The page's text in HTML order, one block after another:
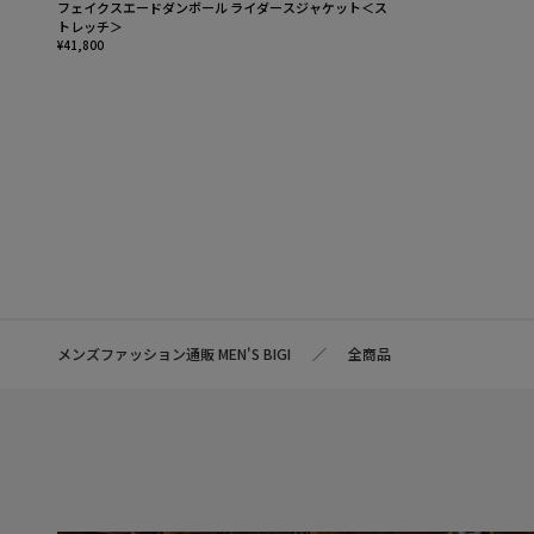
フェイクスエードダンボール ライダースジャケット＜ス
トレッチ＞
¥41,800
メンズファッション通販 MEN'S BIGI 全商品